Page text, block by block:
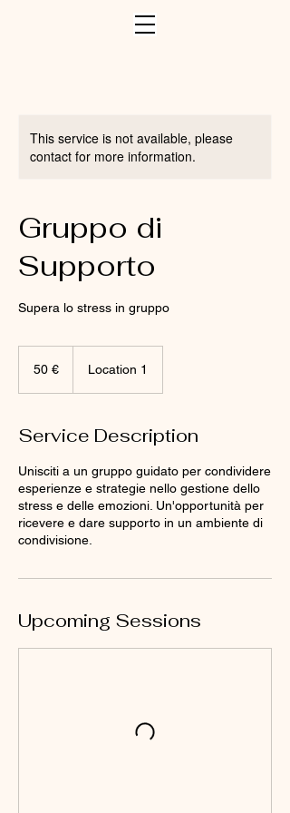
This service is not available, please
contact for more information.
Gruppo di
Supporto
Supera lo stress in gruppo
50 € Location 1
Service Description
Unisciti a un gruppo guidato per condividere
esperienze e strategie nello gestione dello
stress e delle emozioni. Un'opportunità per
ricevere e dare supporto in un ambiente di
condivisione.
Upcoming Sessions